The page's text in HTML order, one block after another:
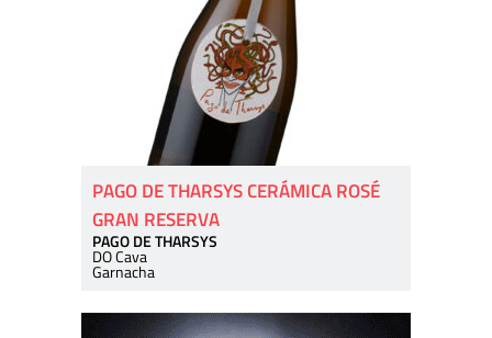
PAGO DE THARSYS CERÁMICA ROSÉ
GRAN RESERVA
PAGO DE THARSYS
DO Cava
Garnacha